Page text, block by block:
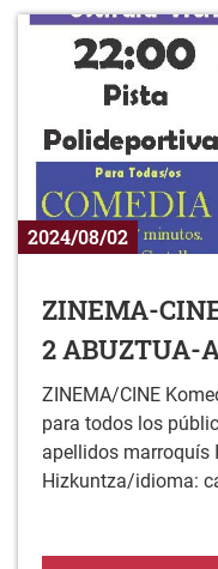
2024/08/02
ZINEMA-
2 ABUZTUA-
ZINEMA/CINE
para todos los
apellidos marroquís
Hizkuntza/idioma: